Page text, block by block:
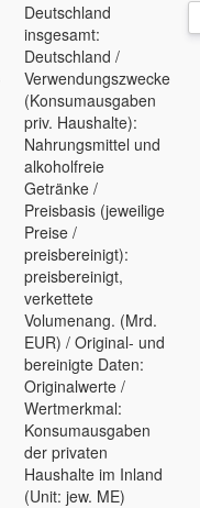
Deutschland
insgesamt:
Deutschland /
Verwendungszwecke
(Konsumausgaben
priv. Haushalte):
Nahrungsmittel und
alkoholfreie
Getränke /
Preisbasis (jeweilige
Preise /
preisbereinigt):
preisbereinigt,
verkettete
Volumenang. (Mrd.
EUR) / Original- und
bereinigte Daten:
Originalwerte /
Wertmerkmal:
Konsumausgaben
der privaten
Haushalte im Inland
(Unit: jew. ME)